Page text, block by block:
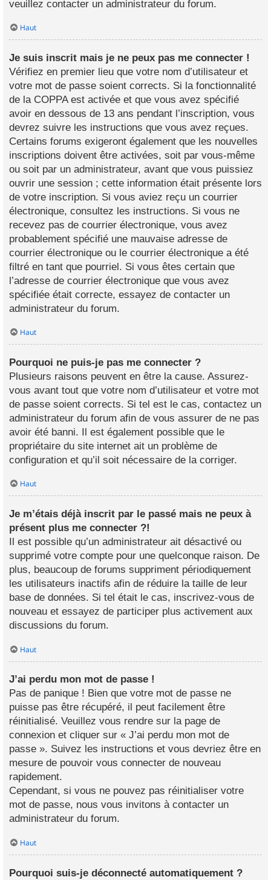
veuillez contacter un administrateur du forum.
Haut
Je suis inscrit mais je ne peux pas me connecter !
Vérifiez en premier lieu que votre nom d’utilisateur et
votre mot de passe soient corrects. Si la fonctionnalité
de la COPPA est activée et que vous avez spécifié
avoir en dessous de 13 ans pendant l’inscription, vous
devrez suivre les instructions que vous avez reçues.
Certains forums exigeront également que les nouvelles
inscriptions doivent être activées, soit par vous-même
ou soit par un administrateur, avant que vous puissiez
ouvrir une session ; cette information était présente lors
de votre inscription. Si vous aviez reçu un courrier
électronique, consultez les instructions. Si vous ne
recevez pas de courrier électronique, vous avez
probablement spécifié une mauvaise adresse de
courrier électronique ou le courrier électronique a été
filtré en tant que pourriel. Si vous êtes certain que
l’adresse de courrier électronique que vous avez
spécifiée était correcte, essayez de contacter un
administrateur du forum.
Haut
Pourquoi ne puis-je pas me connecter ?
Plusieurs raisons peuvent en être la cause. Assurez-
vous avant tout que votre nom d’utilisateur et votre mot
de passe soient corrects. Si tel est le cas, contactez un
administrateur du forum afin de vous assurer de ne pas
avoir été banni. Il est également possible que le
propriétaire du site internet ait un problème de
configuration et qu’il soit nécessaire de la corriger.
Haut
Je m’étais déjà inscrit par le passé mais ne peux à
présent plus me connecter ?!
Il est possible qu’un administrateur ait désactivé ou
supprimé votre compte pour une quelconque raison. De
plus, beaucoup de forums suppriment périodiquement
les utilisateurs inactifs afin de réduire la taille de leur
base de données. Si tel était le cas, inscrivez-vous de
nouveau et essayez de participer plus activement aux
discussions du forum.
Haut
J’ai perdu mon mot de passe !
Pas de panique ! Bien que votre mot de passe ne
puisse pas être récupéré, il peut facilement être
réinitialisé. Veuillez vous rendre sur la page de
connexion et cliquer sur « J’ai perdu mon mot de
passe ». Suivez les instructions et vous devriez être en
mesure de pouvoir vous connecter de nouveau
rapidement.
Cependant, si vous ne pouvez pas réinitialiser votre
mot de passe, nous vous invitons à contacter un
administrateur du forum.
Haut
Pourquoi suis-je déconnecté automatiquement ?